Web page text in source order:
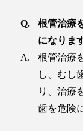
根管治療
になりま
根管治療
し、むし
り、治療
歯を危険